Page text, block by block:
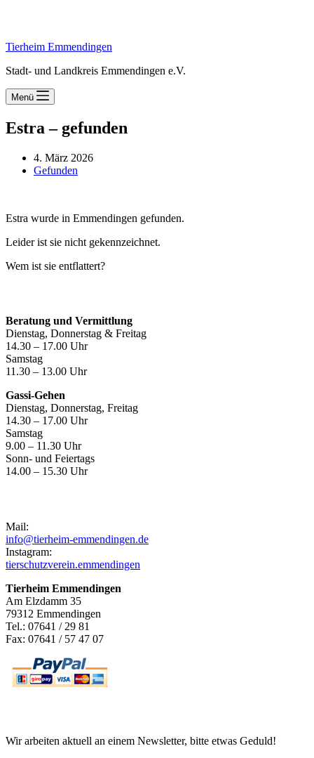
Tierheim Emmendingen
Stadt- und Landkreis Emmendingen e.V.
Menü
Estra – gefunden
4. März 2026
Gefunden
Estra wurde in Emmendingen gefunden.
Leider ist sie nicht gekennzeichnet.
Wem ist sie entflattert?
Beratung und Vermittlung
Dienstag, Donnerstag & Freitag
14.30 – 17.00 Uhr
Samstag
11.30 – 13.00 Uhr
Gassi-Gehen
Dienstag, Donnerstag, Freitag
14.30 – 17.00 Uhr
Samstag
9.00 – 11.30 Uhr
Sonn- und Feiertags
14.00 – 15.30 Uhr
Mail:
info@tierheim-emmendingen.de
Instagram:
tierschutzverein.emmendingen
Tierheim Emmendingen
Am Elzdamm 35
79312 Emmendingen
Tel.: 07641 / 29 81
Fax: 07641 / 57 47 07
Wir arbeiten aktuell an einem Newsletter, bitte etwas Geduld!